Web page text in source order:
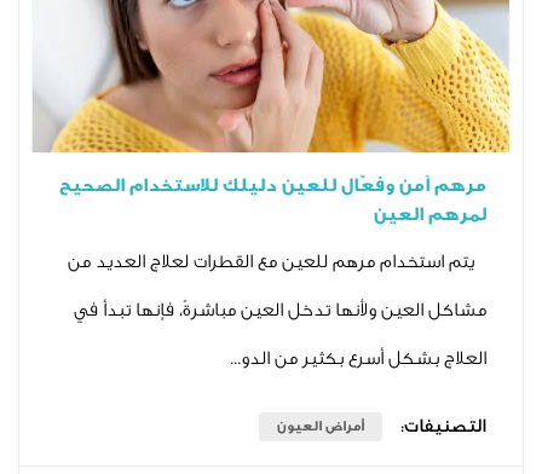
وفعّال للعين دليلك للاستخدام الصحيح
مرهم للعين مع القطرات لعلاج العديد من
ولأنها تدخل العين مباشرةً، فإنها تبدأ في
أسرع بكثير من الدو...
أمراض العيون